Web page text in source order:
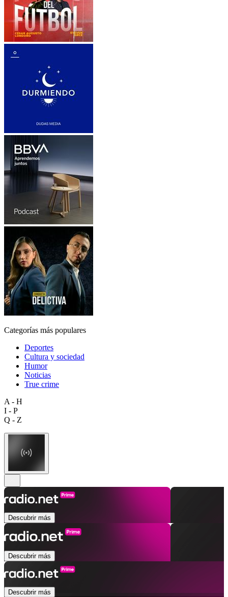
Categorías más populares
Deportes
Cultura y sociedad
Humor
Noticias
True crime
A - H
I - P
Q - Z
Descubrir más
Descubrir más
Descubrir más